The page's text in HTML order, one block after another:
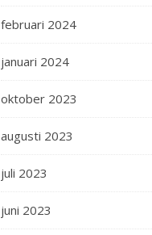
februari 2024
januari 2024
oktober 2023
augusti 2023
juli 2023
juni 2023